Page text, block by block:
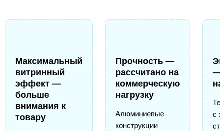
Максимальный
витринный
эффект —
больше
внимания к
товару
Прочность —
рассчитано на
коммерческую
нагрузку
Алюминиевые
конструкции
—
с